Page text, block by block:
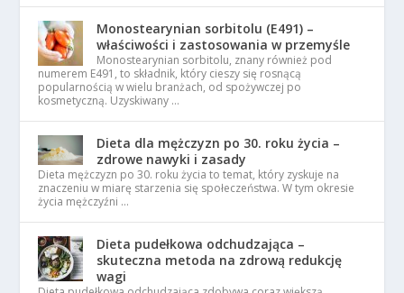
Monostearynian sorbitolu (E491) –
właściwości i zastosowania w przemyśle
Monostearynian sorbitolu, znany również pod
numerem E491, to składnik, który cieszy się rosnącą
popularnością w wielu branżach, od spożywczej po
kosmetyczną. Uzyskiwany …
Dieta dla mężczyzn po 30. roku życia –
zdrowe nawyki i zasady
Dieta mężczyzn po 30. roku życia to temat, który zyskuje na
znaczeniu w miarę starzenia się społeczeństwa. W tym okresie
życia mężczyźni …
Dieta pudełkowa odchudzająca –
skuteczna metoda na zdrową redukcję
wagi